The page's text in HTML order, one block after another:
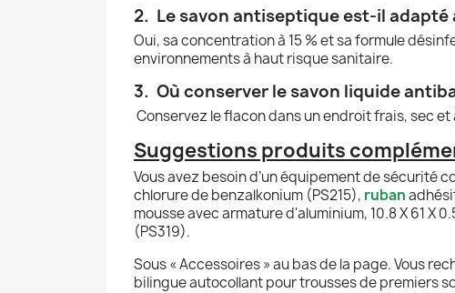
2. Le savon antiseptique est-il
Oui, sa concentration à 15 % et sa formule
environnements à haut risque sanitaire.
3. Où conserver le savon liquide
Conservez le flacon dans un endroit frais, sec
Suggestions produits
Vous avez besoin d’un équipement de sécurité
chlorure de benzalkonium (PS215), ruban
mousse avec armature d'aluminium, 10.8 X 61 X
(PS319).
Sous « Accessoires » au bas de la page. Vous
bilingue autocollant pour trousses de premiers